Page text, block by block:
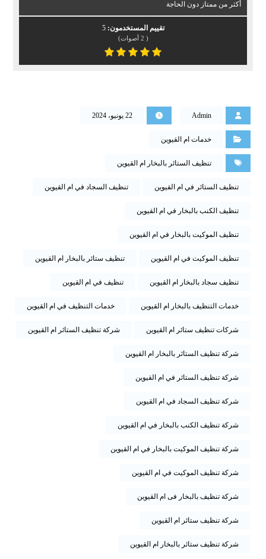
أكثر من ممتاز دون الحاجة
تقييم المستخدمون:5
(
2 أصوات)
Admin 22 يونيو، 2024
خدمات ام القيوين
تنظيف الستائر بالبخار ام القيوين
تنظيف الستائر في ام القيوين تنظيف السجاد في ام القيوين
تنظيف الكنب بالبخار في ام القيوين
تنظيف الموكيت بالبخار في ام القيوين
تنظيف الموكيت في ام القيوين تنظيف ستائر بالبخار ام القيوين
تنظيف سجاد بالبخار ام القيوين تنظيف في ام القيوين
خدمات التنظيف بالبخار ام القيوين خدمات التنظيف في ام القيوين
شركات تنظيف ستائر ام القيوين شركة تنظيف الستائر ام القيوين
شركة تنظيف الستائر بالبخار ام القيوين
شركة تنظيف الستائر في ام القيوين
شركة تنظيف السجاد في ام القيوين
شركة تنظيف الكنب بالبخار في ام القيوين
شركة تنظيف الموكيت بالبخار في ام القيوين
شركة تنظيف الموكيت في ام القيوين
شركة تنظيف بالبخار فى ام القيوين
شركة تنظيف ستائر ام القيوين
شركة تنظيف ستائر بالبخار ام القيوين